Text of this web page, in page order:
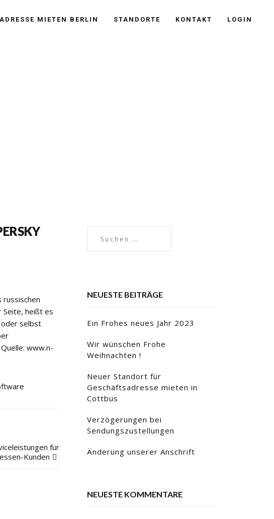
MIETEN BERLIN STANDORTE KONTAKT LOGIN
Seite, heißt es
oder selbst
www.n-
für
Kunden
NEUESTE BEITRÄGE
Ein Frohes neues Jahr 2023
Wir wünschen Frohe
Weihnachten !
Neuer Standort für
Geschäftsadresse mieten in
Cottbus
Verzögerungen bei
Sendungszustellungen
Änderung unserer Anschrift
NEUESTE KOMMENTARE